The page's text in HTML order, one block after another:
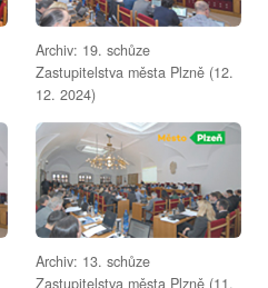
Archiv: 19. schůze
Zastupitelstva města Plzně (12.
12. 2024)
Archiv: 13. schůze
Zastupitelstva města Plzně (11.